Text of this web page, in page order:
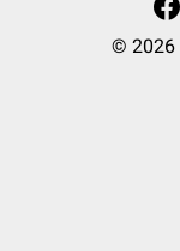
© 2026